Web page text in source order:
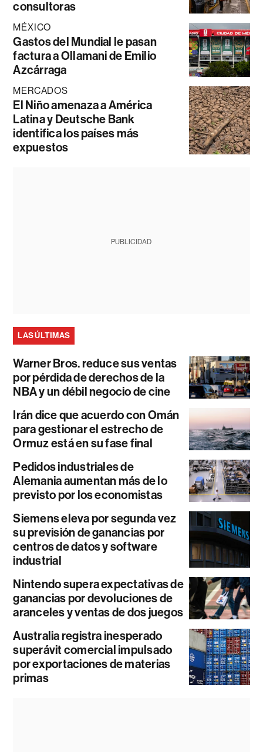
consultoras
MÉXICO
Gastos del Mundial le pasan
factura a Ollamani de Emilio
Azcárraga
MERCADOS
El Niño amenaza a América
Latina y Deutsche Bank
identifica los países más
expuestos
PUBLICIDAD
LAS ÚLTIMAS
Warner Bros. reduce sus ventas
por pérdida de derechos de la
NBA y un débil negocio de cine
Irán dice que acuerdo con Omán
para gestionar el estrecho de
Ormuz está en su fase final
Pedidos industriales de
Alemania aumentan más de lo
previsto por los economistas
Siemens eleva por segunda vez
su previsión de ganancias por
centros de datos y software
industrial
Nintendo supera expectativas de
ganancias por devoluciones de
aranceles y ventas de dos juegos
Australia registra inesperado
superávit comercial impulsado
por exportaciones de materias
primas